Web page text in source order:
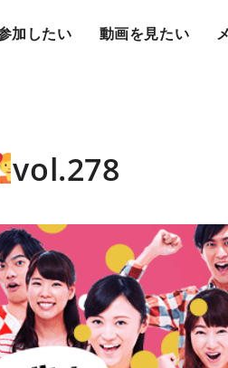
加したい 動画を見たい
vol.278